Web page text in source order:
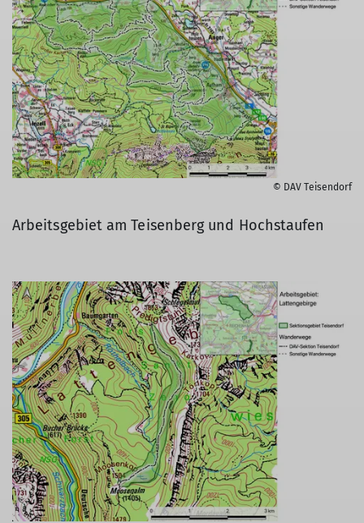
© DAV Teisendorf
Arbeitsgebiet am Teisenberg und Hochstaufen